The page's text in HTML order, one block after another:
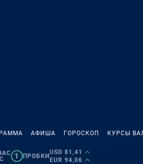
АФИША ГОРОСКОП КУРСЫ
1 ПРОБКИ
USD 81,41
EUR 94,06